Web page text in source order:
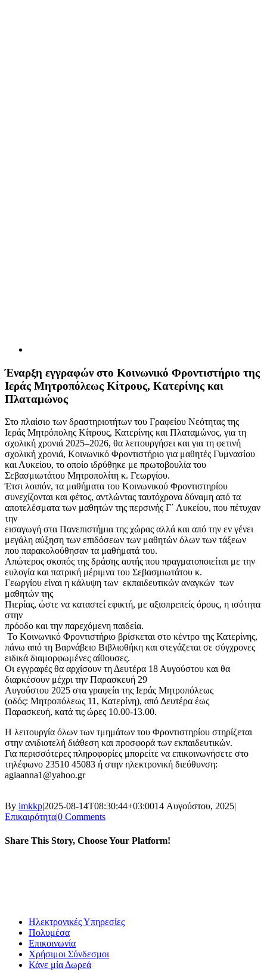
Έναρξη εγγραφών στο Κοινωνικό Φροντιστήριο της
Ιεράς Μητροπόλεως Κίτρους, Κατερίνης και
Πλαταμώνος
Στο πλαίσιο των δραστηριοτήτων του Γραφείου Νεότητας της
Ιεράς Μητρόπολης Κίτρους, Κατερίνης και Πλαταμώνος, για τη
σχολική χρονιά 2025–2026, θα λειτουργήσει και για τη φετινή
σχολική χρονιά, Κοινωνικό Φροντιστήριο για μαθητές Γυμνασίου
και Λυκείου, το οποίο ιδρύθηκε με πρωτοβουλία του
Σεβασμιωτάτου Μητροπολίτη κ. Γεωργίου.
Έτσι λοιπόν, τα μαθήματα του Κοινωνικού Φροντιστηρίου
συνεχίζονται και φέτος, αντλώντας ταυτόχρονα δύναμη από τα
αποτελέσματα των μαθητών της περσινής Γ΄ Λυκείου, που πέτυχαν
την
εισαγωγή στα Πανεπιστήμια της χώρας αλλά και από την εν γένει
μεγάλη αύξηση των επιδόσεων των μαθητών όλων των τάξεων
που παρακολούθησαν τα μαθήματά του.
Απώτερος σκοπός της δράσης αυτής που πραγματοποιείται με την
ευλογία και πατρική μέριμνα του Σεβασμιωτάτου κ.
Γεωργίου είναι η κάλυψη των εκπαιδευτικών αναγκών των
μαθητών της
Πιερίας, ώστε να καταστεί εφικτή, με αξιοπρεπείς όρους, η ισότητα
στην
πρόοδο και την παρεχόμενη παιδεία.
Το Κοινωνικό Φροντιστήριο βρίσκεται στο κέντρο της Κατερίνης,
πάνω από τη Βαρνάβειο Βιβλιοθήκη και στεγάζεται σε σύγχρονες
ειδικά διαμορφωμένες αίθουσες.
Οι εγγραφές θα αρχίσουν τη Δευτέρα 18 Αυγούστου και θα
διαρκέσουν μέχρι την Παρασκευή 29
Αυγούστου 2025 στα γραφεία της Ιεράς Μητροπόλεως
(οδός: Μητροπόλεως 11, Κατερίνη), από Δευτέρα έως
Παρασκευή, κατά τις ώρες 10.00-13.00.
Η λειτουργία όλων των τμημάτων του Φροντιστηρίου στηρίζεται
στην ανιδιοτελή διάθεση και προσφορά των εκπαιδευτικών.
Για περισσότερες πληροφορίες μπορείτε να επικοινωνήσετε στο
τηλέφωνο 23510 45083 ή στην ηλεκτρονική διεύθυνση:
agiaanna1@yahoo.gr
By imkkp|2025-08-14T08:30:44+03:0014 Αυγούστου, 2025|
Επικαιρότητα|0 Comments
Share This Story, Choose Your Platform!
Ηλεκτρονικές Υπηρεσίες
Πολυμέσα
Επικοινωνία
Χρήσιμοι Σύνδεσμοι
Κάνε μία Δωρεά